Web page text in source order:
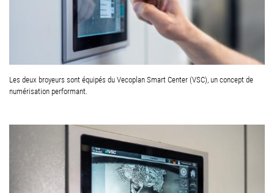
Les deux broyeurs sont équipés du Vecoplan Smart Center (VSC), un concept de
numérisation performant.